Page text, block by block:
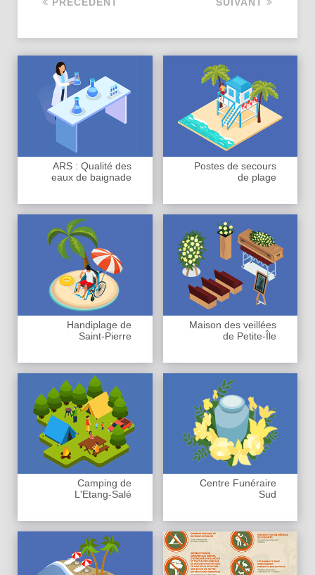
ARS : Qualité des
eaux de baignade
Postes de secours
de plage
Handiplage de
Saint-Pierre
Maison des veillées
de Petite-Île
Camping de
L'Etang-Salé
Centre Funéraire
Sud